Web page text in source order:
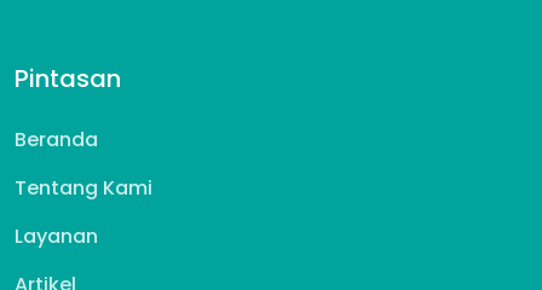
Pintasan
Beranda
Tentang Kami
Layanan